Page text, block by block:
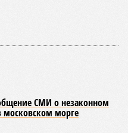
СМИ о незаконном
московском морге